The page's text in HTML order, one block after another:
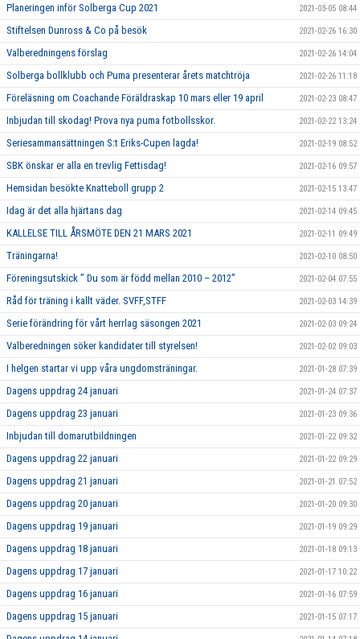
Planeringen inför Solberga Cup 2021 2021-03-05 08:44
Stiftelsen Dunross & Co på besök 2021-02-26 16:30
Valberedningens förslag 2021-02-26 14:04
Solberga bollklubb och Puma presenterar årets matchtröja 2021-02-26 11:18
Föreläsning om Coachande Föräldraskap 10 mars eller 19 april 2021-02-23 08:47
Inbjudan till skodag! Prova nya puma fotbollsskor. 2021-02-22 13:24
Seriesammansättningen S:t Eriks-Cupen lagda! 2021-02-19 08:52
SBK önskar er alla en trevlig Fettisdag! 2021-02-16 09:57
Hemsidan besökte Knatteboll grupp 2 2021-02-15 13:47
Idag är det alla hjärtans dag 2021-02-14 09:45
KALLELSE TILL ÅRSMÖTE DEN 21 MARS 2021 2021-02-11 09:49
Träningarna! 2021-02-10 08:50
Föreningsutskick ” Du som är född mellan 2010 – 2012” 2021-02-04 07:55
Råd för träning i kallt väder. SVFF,STFF 2021-02-03 14:39
Serie förändring för vårt herrlag säsongen 2021 2021-02-03 09:24
Valberedningen söker kandidater till styrelsen! 2021-02-02 09:03
I helgen startar vi upp våra ungdomsträningar. 2021-01-28 07:39
Dagens uppdrag 24 januari 2021-01-24 07:37
Dagens uppdrag 23 januari 2021-01-23 09:36
Inbjudan till domarutbildningen 2021-01-22 09:32
Dagens uppdrag 22 januari 2021-01-22 09:29
Dagens uppdrag 21 januari 2021-01-21 07:52
Dagens uppdrag 20 januari 2021-01-20 09:30
Dagens uppdrag 19 januari 2021-01-19 09:29
Dagens uppdrag 18 januari 2021-01-18 09:13
Dagens uppdrag 17 januari 2021-01-17 10:22
Dagens uppdrag 16 januari 2021-01-16 07:59
Dagens uppdrag 15 januari 2021-01-15 07:17